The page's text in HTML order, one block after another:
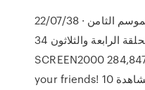
22/07/38 · مسلسل راجل وست ستات - الموسم الثامن
| الحلقة الرابعة والثلاثون 34 - Duration: 22:29.
SCREEN2000
your friends! 10 مترجم يوتيوب بجودة عالية مشاهدة